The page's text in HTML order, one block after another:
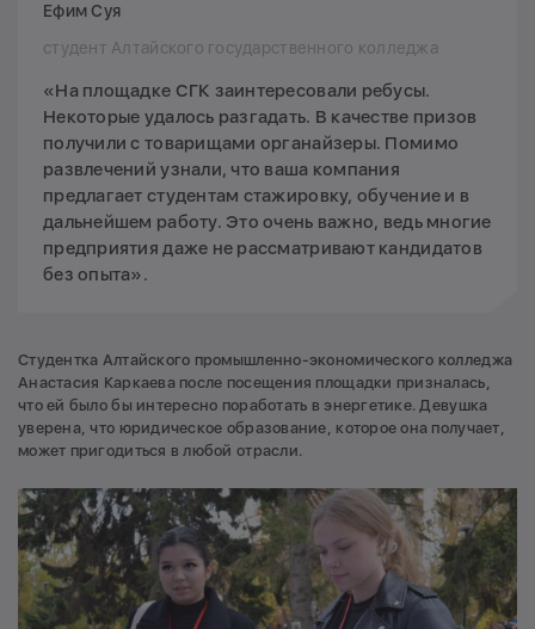
Ефим Суя
студент Алтайского государственного колледжа
«На площадке СГК заинтересовали ребусы.
Некоторые удалось разгадать. В качестве призов
получили с товарищами органайзеры. Помимо
развлечений узнали, что ваша компания
предлагает студентам стажировку, обучение и в
дальнейшем работу. Это очень важно, ведь многие
предприятия даже не рассматривают кандидатов
без опыта».
Студентка Алтайского промышленно-экономического колледжа
Анастасия Каркаева после посещения площадки призналась,
что ей было бы интересно поработать в энергетике. Девушка
уверена, что юридическое образование, которое она получает,
может пригодиться в любой отрасли.